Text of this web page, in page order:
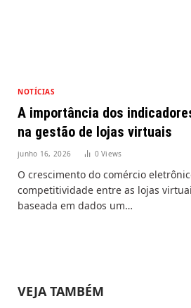
NOTÍCIAS
A importância dos
na gestão de lojas virtuais
junho 16, 2026 0Views
O crescimento do comércio
competitividade entre as lojas
baseada em dados um…
VEJA TAMBÉM